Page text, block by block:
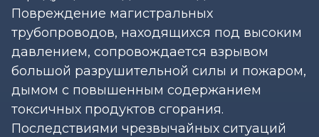
Повреждение магистральных
трубопроводов, находящихся под высоким
давлением, сопровождается взрывом
большой разрушительной силы и пожаром,
дымом с повышенным содержанием
токсичных продуктов сгорания.
Последствиями чрезвычайных ситуаций